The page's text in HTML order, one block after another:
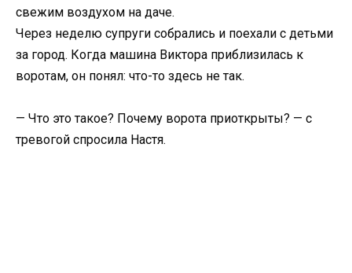
свежим воздухом на даче.
Через неделю супруги собрались и поехали с детьми
за город. Когда машина Виктора приблизилась к
воротам, он понял: что-то здесь не так.
— Что это такое? Почему ворота приоткрыты? — с
тревогой спросила Настя.